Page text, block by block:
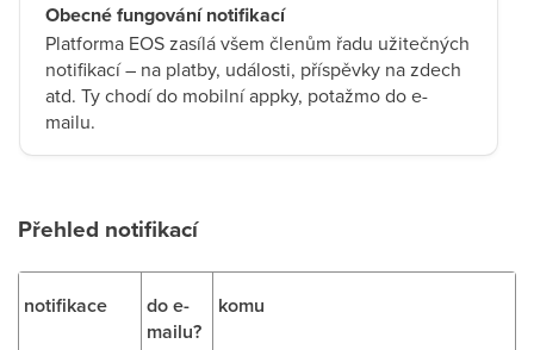
Obecné fungování notifikací
Platforma EOS zasílá všem členům řadu užitečných
notifikací – na platby, události, příspěvky na zdech
atd. Ty chodí do mobilní appky, potažmo do e-
mailu.
Přehled notifikací
notifikace
do e-
mailu?
komu